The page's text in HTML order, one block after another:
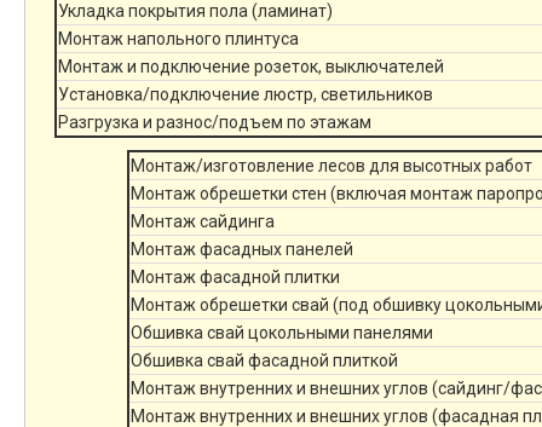
Укладка покрытия пола (ламинат)
Монтаж напольного плинтуса
Монтаж и подключение розеток, выключателей
Установка/подключение люстр, светильников
Разгрузка и разнос/подъем по этажам
Монтаж/изготовление лесов для высотных работ
Монтаж обрешетки стен (включая монтаж
Монтаж сайдинга
Монтаж фасадных панелей
Монтаж фасадной плитки
Монтаж обрешетки свай (под обшивку
Обшивка свай цокольными панелями
Обшивка свай фасадной плиткой
Монтаж внутренних и внешних углов (сайдинг/
Монтаж внутренних и внешних углов (фасадная